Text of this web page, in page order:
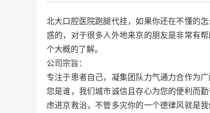
北大口腔医院跑腿代挂，如果你还在不懂的
惑的，对于很多人外地来京的朋友是非常有
个大概的了解。
公司宗旨：
专注于患者自己，凝集团队力气通力合作为
您是谁，我们城市诚信且存心为您的便利而
虑进京救治，不管多灾你的一个德律风就是